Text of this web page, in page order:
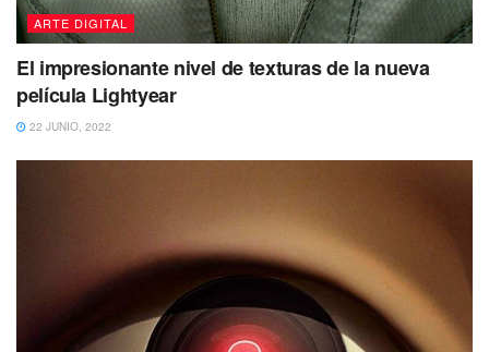
ARTE DIGITAL
El impresionante nivel de texturas de la nueva
película Lightyear
22 JUNIO, 2022